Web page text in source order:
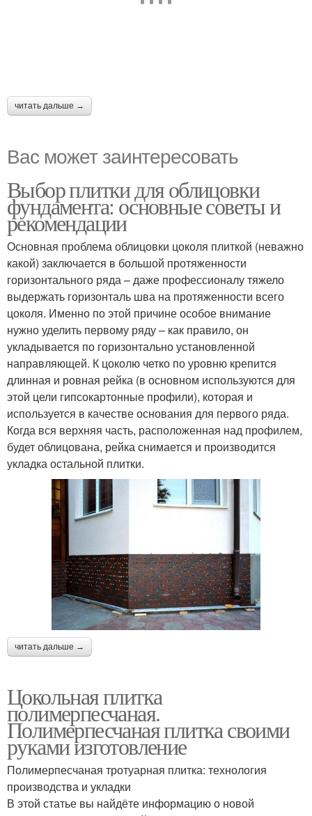
читать дальше →
Вас может заинтересовать
Выбор плитки для облицовки
фундамента: основные советы и
рекомендации
Основная проблема облицовки цоколя плиткой (неважно
какой) заключается в большой протяженности
горизонтального ряда – даже профессионалу тяжело
выдержать горизонталь шва на протяженности всего
цоколя. Именно по этой причине особое внимание
нужно уделить первому ряду – как правило, он
укладывается по горизонтально установленной
направляющей. К цоколю четко по уровню крепится
длинная и ровная рейка (в основном используются для
этой цели гипсокартонные профили), которая и
используется в качестве основания для первого ряда.
Когда вся верхняя часть, расположенная над профилем,
будет облицована, рейка снимается и производится
укладка остальной плитки.
читать дальше →
Цокольная плитка
полимерпесчаная.
Полимерпесчаная плитка своими
руками изготовление
Полимерпесчаная тротуарная плитка: технология
производства и укладки
В этой статье вы найдёте информацию о новой